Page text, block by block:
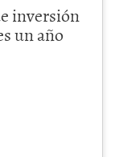
inversión
un año